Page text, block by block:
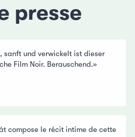
presse
sanft und verwickelt ist dieser
Film Noir. Berauschend.»
compose le récit intime de cette